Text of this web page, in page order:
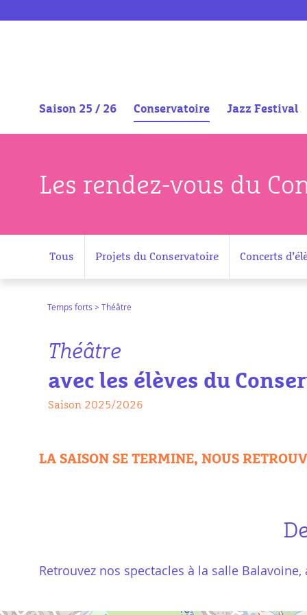
contenu
Saison 25 / 26 Conservatoire Jazz Festival
Les rendez-vous du
Tous Projets du Conservatoire Concerts
Temps forts > Théâtre
Théâtre
avec les élèves du
Saison 2025/2026
LA SAISON SE TERMINE, NOUS
Retrouvez nos spectacles à la salle